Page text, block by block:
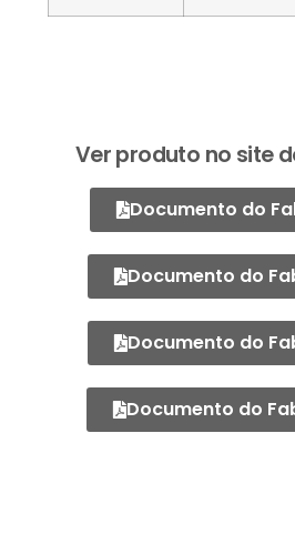
Ver produto no site
Documento do
Documento do
Documento do
Documento do